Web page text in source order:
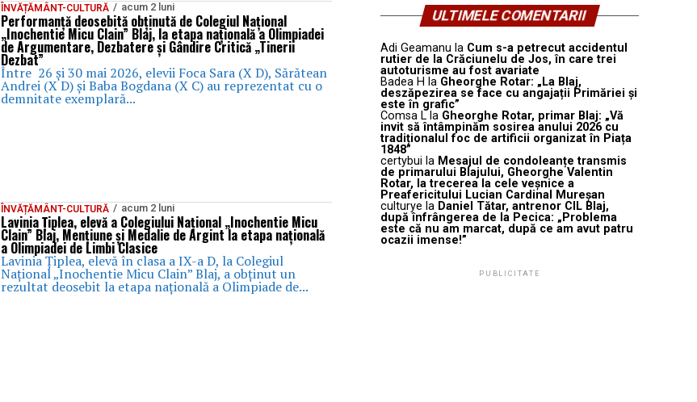
ÎNVĂȚĂMÂNT-CULTURĂ acum 2 luni
Performanță deosebită obținută de Colegiul Național
„Inochentie Micu Clain” Blaj, la etapa națională a Olimpiadei
de Argumentare, Dezbatere și Gândire Critică „Tinerii
Dezbat”
Între 26 și 30 mai 2026, elevii Foca Sara (X D), Sărătean
Andrei (X D) și Baba Bogdana (X C) au reprezentat cu o
demnitate exemplară...
ÎNVĂȚĂMÂNT-CULTURĂ acum 2 luni
Lavinia Țiplea, elevă a Colegiului Național „Inochentie Micu
Clain” Blaj, Mențiune și Medalie de Argint la etapa națională
a Olimpiadei de Limbi Clasice
Lavinia Țiplea, elevă în clasa a IX-a D, la Colegiul
Național „Inochentie Micu Clain” Blaj, a obținut un
rezultat deosebit la etapa națională a Olimpiade de...
ULTIMELE COMENTARII
Adi Geamanu la Cum s-a petrecut accidentul
rutier de la Crăciunelu de Jos, în care trei
autoturisme au fost avariate
Badea H la Gheorghe Rotar: „La Blaj,
deszăpezirea se face cu angajații Primăriei și
este în grafic”
Comsa L la Gheorghe Rotar, primar Blaj: „Vă
invit să întâmpinăm sosirea anului 2026 cu
tradiționalul foc de artificii organizat în Piața
1848”
certybui la Mesajul de condoleanțe transmis
de primarului Blajului, Gheorghe Valentin
Rotar, la trecerea la cele veșnice a
Preafericitului Lucian Cardinal Mureșan
culturye la Daniel Tătar, antrenor CIL Blaj,
după înfrângerea de la Pecica: „Problema
este că nu am marcat, după ce am avut patru
ocazii imense!”
PUBLICITATE